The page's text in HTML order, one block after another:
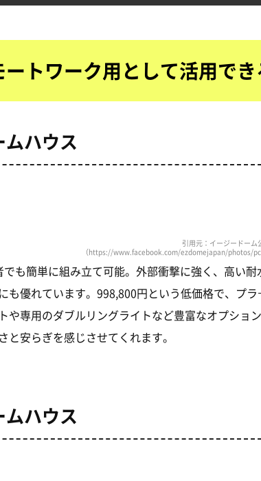
ートワーク用として活用で
ハウス
引用元：イージードー
（https://www.facebook.com/ezdomejapan/photos/
も簡単に組み立て可能。外部衝撃に強く、高い
も優れています。998,800円という低価格で、プ
や専用のダブルリングライトなど豊富なオプシ
と安らぎを感じさせてくれます。
ハウス